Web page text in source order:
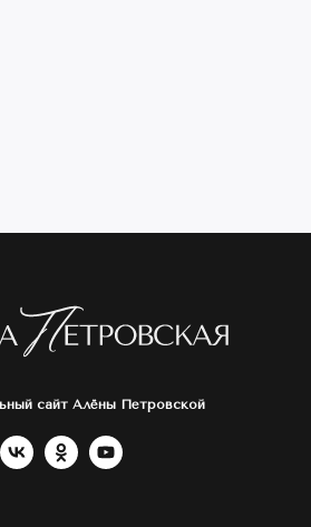
сайт Алёны Петровской